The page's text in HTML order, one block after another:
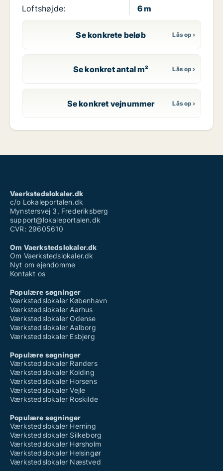
Loftshøjde:
6 m
Se konkrete beløb
Se konkret antal m²
Se konkret vejnummer
Vaerkstedslokaler.dk
c/o Lokaleportalen.dk
Mynstersvej 3, Frederiksberg
support@lokaleportalen.dk
CVR: 29605610
Om Vaerkstedslokaler.dk
Om Vaerkstedslokaler.dk
Nyt om ejendomme
Kontakt os
Populære søgninger
Værkstedslokaler København
Værkstedslokaler Aarhus
Værkstedslokaler Odense
Værkstedslokaler Aalborg
Værkstedslokaler Esbjerg
Populære søgninger
Værkstedslokaler Randers
Værkstedslokaler Kolding
Værkstedslokaler Horsens
Værkstedslokaler Vejle
Værkstedslokaler Roskilde
Populære søgninger
Værkstedslokaler Herning
Værkstedslokaler Silkeborg
Værkstedslokaler Hørsholm
Værkstedslokaler Helsingør
Værkstedslokaler Næstved